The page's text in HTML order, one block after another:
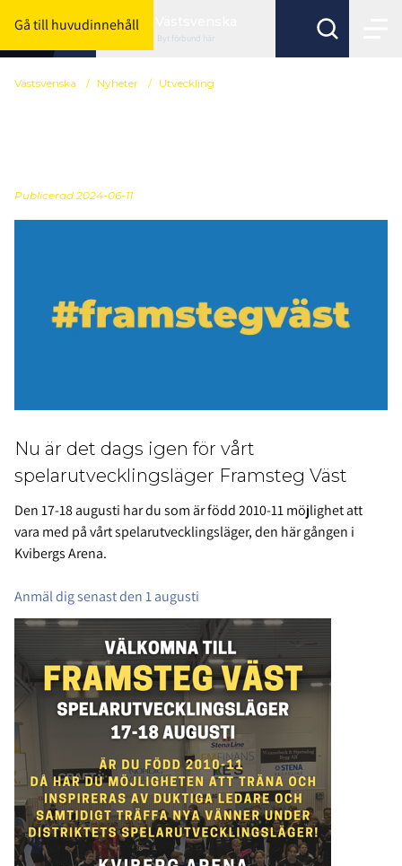
Gå till huvudinnehåll
Byt förbund här
Västsvenska / Nyheter / Utveckling
Publicerad 2024-06-11
Nu är det dags igen för vårt
spelarutvecklingsläger Framsteg Väst
Den 17-18 augusti har du som är född 2010-11 möjlighet att
vara med på vårt spelarutvecklingsläger, den här gången i
Kvibergs Arena.
Anmäl dig senast den 1 augusti